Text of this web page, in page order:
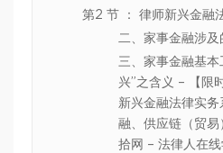
第2 节 ： 律师新兴金融
二、家事金融涉
三、家事金融基本
兴”之含义 – 【限
新兴金融法律实
融、供应链（贸
拾网 – 法律人在